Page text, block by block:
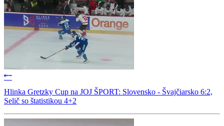
Hlinka Gretzky Cup na JOJ ŠPORT: Slovensko - Švajčiarsko 6:2,
Selič so štatistikou 4+2